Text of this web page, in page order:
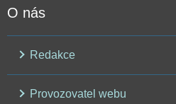
O nás
Redakce
Provozovatel webu